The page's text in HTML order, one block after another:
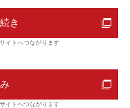
き
イトへつながります
イトへつながります